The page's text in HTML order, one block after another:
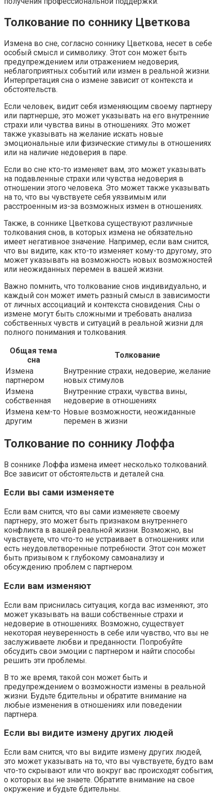
Толкование по соннику Цветкова
Измена во сне, согласно соннику Цветкова, несет в себе
особый смысл и символику. Этот сон может быть
предупреждением или отражением недоверия,
неблагоприятных событий или измен в реальной жизни.
Интерпретация сна о измене зависит от контекста и
обстоятельств.
Если человек, видит себя изменяющим своему партнеру
или партнерше, это может указывать на его внутренние
страхи или чувства вины в отношениях. Это может
также указывать на желание искать новые
эмоциональные или физические стимулы в отношениях
или на наличие недоверия в паре.
Если во сне кто-то изменяет вам, это может указывать
на подавленные страхи или чувства недоверия в
отношении этого человека. Это может также указывать
на то, что вы чувствуете себя уязвимым или
расстроенным из-за возможных измен в отношениях.
Также, в соннике Цветкова существуют различные
толкования снов, в которых измена не обязательно
имеет негативное значение. Например, если вам снится,
что вы видите, как кто-то изменяет кому-то другому, это
может указывать на возможность новых возможностей
или неожиданных перемен в вашей жизни.
Важно помнить, что толкование снов индивидуально, и
каждый сон может иметь разный смысл в зависимости
от личных ассоциаций и контекста сновидения. Сны о
измене могут быть сложными и требовать анализа
собственных чувств и ситуаций в реальной жизни для
полного понимания и толкования.
Общая тема
сна
Толкование
Измена
партнером
Внутренние страхи, недоверие, желание
новых стимулов
Измена
собственная
Внутренние страхи, чувства вины,
недоверие в отношениях
Измена кем-то
другим
Новые возможности, неожиданные
перемен в жизни
Толкование по соннику Лоффа
В соннике Лоффа измена имеет несколько толкований.
Все зависит от обстоятельств и деталей сна.
Если вы сами изменяете
Если вам снится, что вы сами изменяете своему
партнеру, это может быть признаком внутреннего
конфликта в вашей реальной жизни. Возможно, вы
чувствуете, что что-то не устраивает в отношениях или
есть неудовлетворенные потребности. Этот сон может
быть призывом к глубокому самоанализу и
обсуждению проблем с партнером.
Если вам изменяют
Если вам приснилась ситуация, когда вас изменяют, это
может указывать на ваши собственные страхи и
недоверие в отношениях. Возможно, существует
некоторая неуверенность в себе или чувство, что вы не
заслуживаете любви и преданности. Попробуйте
обсудить свои эмоции с партнером и найти способы
решить эти проблемы.
В то же время, такой сон может быть и
предупреждением о возможности измены в реальной
жизни. Будьте бдительны и обратите внимание на
любые изменения в отношениях или поведении
партнера.
Если вы видите измену других людей
Если вам снится, что вы видите измену других людей,
это может указывать на то, что вы чувствуете, будто вам
что-то скрывают или что вокруг вас происходят события,
о которых вы не знаете. Обратите внимание на свое
окружение и будьте бдительны.